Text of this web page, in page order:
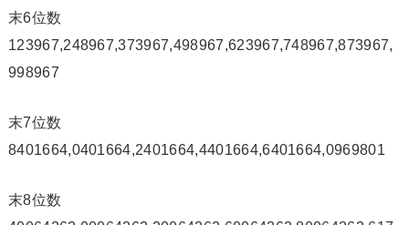
末6位数
123967,248967,373967,498967,623967,748967,873967,
998967
末7位数
8401664,0401664,2401664,4401664,6401664,0969801
末8位数